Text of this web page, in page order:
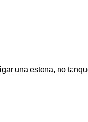
una estona, no